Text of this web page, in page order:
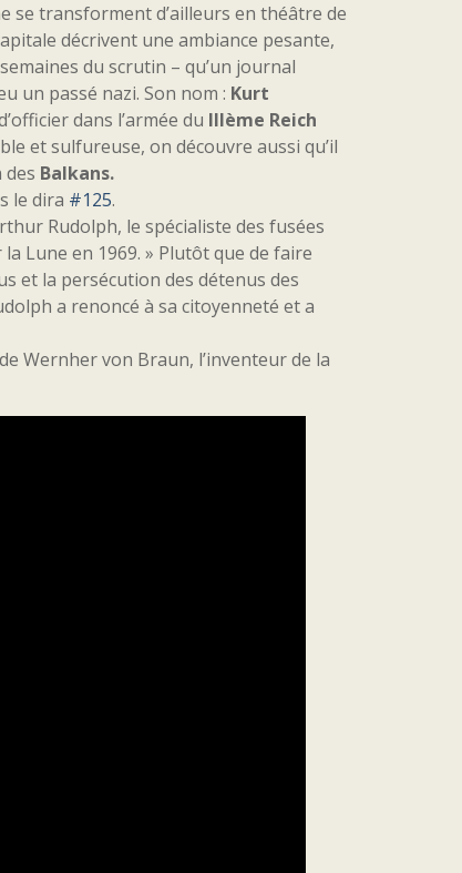
se transforment d’ailleurs en théâtre de
décrivent une ambiance pesante,
du scrutin – qu’un journal
un passé nazi. Son nom : Kurt
dans l’armée du IIIème Reich
et sulfureuse, on découvre aussi qu’il
Balkans.
le dira #125.
Rudolph, le spécialiste des fusées
Lune en 1969. » Plutôt que de faire
et la persécution des détenus des
a renoncé à sa citoyenneté et a
Wernher von Braun, l’inventeur de la